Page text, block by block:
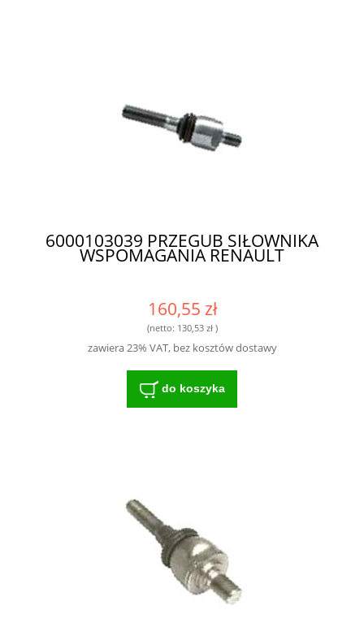
6000103039 PRZEGUB SIŁOWNIKA
WSPOMAGANIA RENAULT
160,55 zł
(netto: 130,53 zł)
zawiera 23% VAT, bez kosztów dostawy
do koszyka